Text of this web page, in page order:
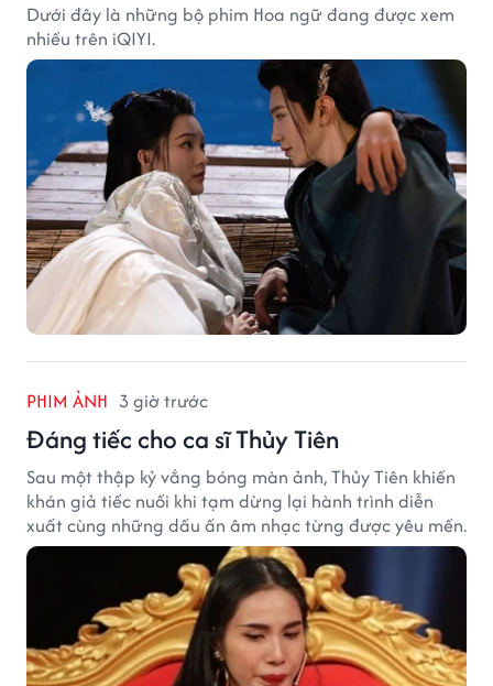
Dưới đây là những bộ phim Hoa ngữ đang được xem
nhiều trên iQIYI.
PHIM ẢNH 3 giờ trước
Đáng tiếc cho ca sĩ Thủy Tiên
Sau một thập kỷ vắng bóng màn ảnh, Thủy Tiên khiến
khán giả tiếc nuối khi tạm dừng lại hành trình diễn
xuất cùng những dấu ấn âm nhạc từng được yêu mến.